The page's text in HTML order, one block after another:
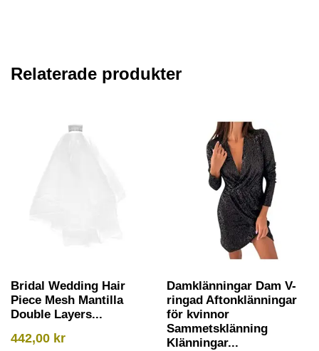
Relaterade produkter
Bridal Wedding Hair
Piece Mesh Mantilla
Double Layers...
442,00 kr
Damklänningar Dam V-
ringad Aftonklänningar
för kvinnor
Sammetsklänning
Klänningar...